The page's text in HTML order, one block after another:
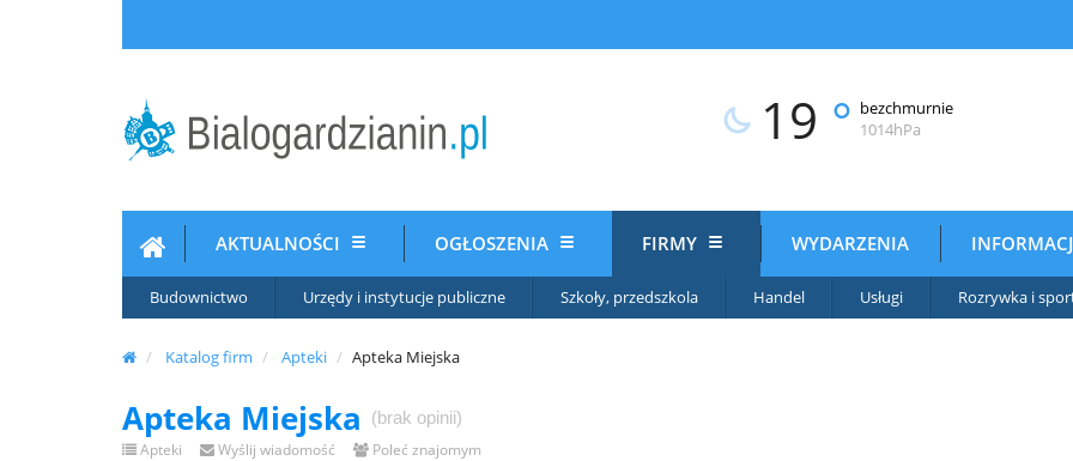
19 ° bezchmurnie
1014hPa
AKTUALNOŚCI OGŁOSZENIA FIRMY
Budownictwo Urzędy i instytucje publiczne Szkoły, przedszkola Handel Usługi Rozrywka i
WYDARZENIA
Katalog firm Apteki Apteka Miejska
Apteka Miejska
(brak opinii)
Apteki
Wyślij wiadomość Poleć znajomym